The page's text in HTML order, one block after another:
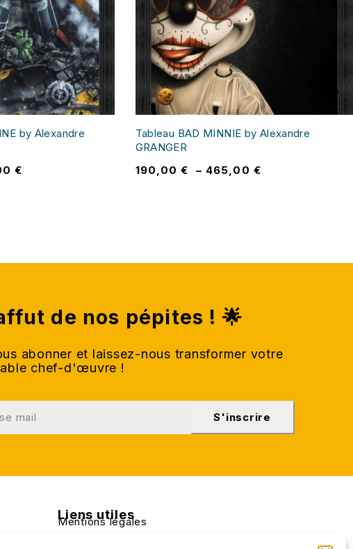
by Alexandre
€
Tableau BAD MINNIE by Alexandre
GRANGER
190,00€ – 465,00 €
de nos pépites ! 🌟
abonner et laissez-nous transformer votre
chef-d'œuvre !
S'inscrire
Liens utiles
Mentions légales